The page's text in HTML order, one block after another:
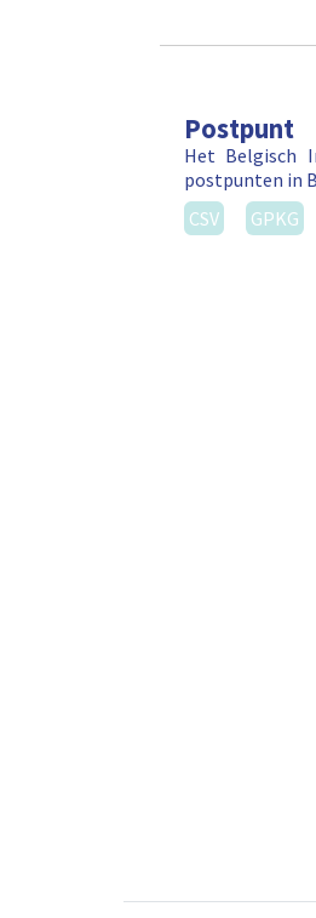
Postpunt
Het Belgisch
postpunten in
CSV
GPKG